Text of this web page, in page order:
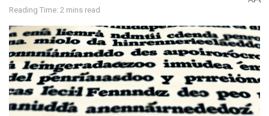
Reading Time: 2 mins read